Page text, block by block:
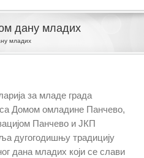
дану младих
младих
за младе града
Домом омладине Панчево,
Панчево и ЈКП
дугогодишњу традицију
дана младих који се слави